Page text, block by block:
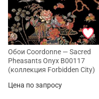
Обои Coordonne — Sacred
Pheasants Onyx B00117
(коллекция Forbidden City)
Цена по запросу